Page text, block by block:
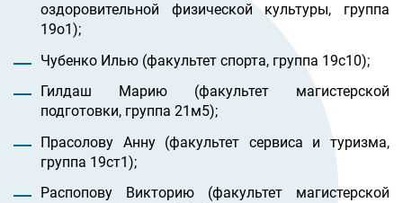
оздоровительной физической культуры, группа
19о1);
Чубенко Илью (факультет спорта, группа 19с10);
Гилдаш Марию (факультет магистерской
подготовки, группа 21м5);
Прасолову Анну (факультет сервиса и туризма,
группа 19ст1);
Распопову Викторию (факультет магистерской